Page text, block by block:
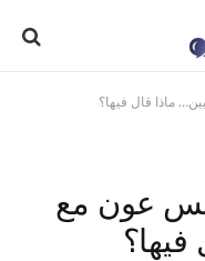
ماذا قال فيها؟
عون مع
فيها؟